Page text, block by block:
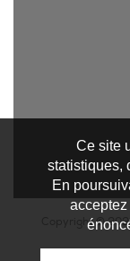
Copyright ©
Ce site
statistiques,
En